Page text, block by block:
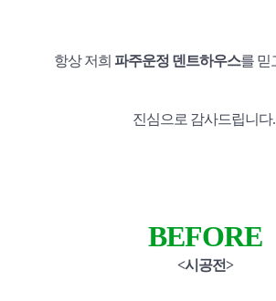
항상 저희 파주운정 덴트하우스를 믿
진심으로 감사드립니다.
BEFORE
<시공전>